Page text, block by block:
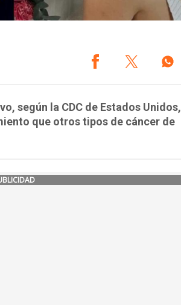
según la CDC de Estados Unidos,
que otros tipos de cáncer de